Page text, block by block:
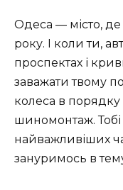
Одеса — місто,
року. І коли ти,
проспектах і
заважати твому
колеса в
шиномонтаж.
найважливіших
зануримось в